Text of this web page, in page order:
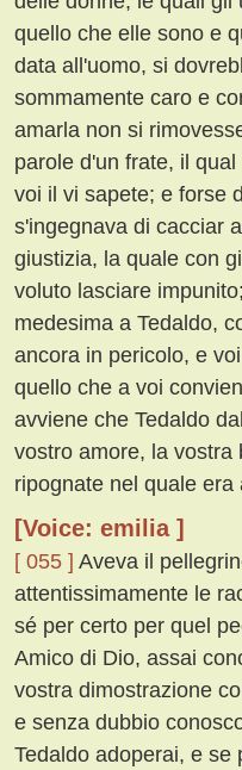
quello che elle sono e
data all'uomo, si
sommamente caro e
amarla non si
parole d'un frate, il
voi il vi sapete; e forse
s'ingegnava di cacciar
giustizia, la quale con
voluto lasciare
medesima a Tedaldo,
ancora in pericolo, e
quello che a voi
avviene che Tedaldo
vostro amore, la vostra
ripognate nel quale
[Voice: emilia ]
[ 055 ] Aveva il
attentissimamente le
sé per certo per quel
Amico di Dio, assai
vostra dimostrazione
e senza dubbio
Tedaldo adoperai, e